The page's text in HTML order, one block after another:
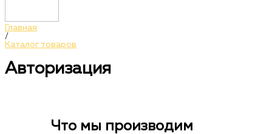
Главная
/
Каталог товаров
Авторизация
Что мы производим